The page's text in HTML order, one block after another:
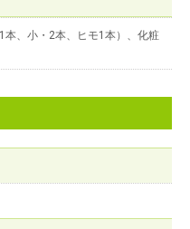
本、小・2本、ヒモ1本）、化粧